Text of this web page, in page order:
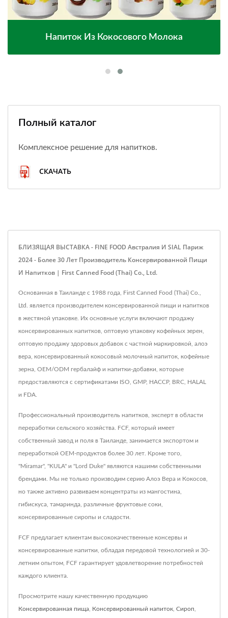
Напиток Из Кокосового Молока
Полный каталог
Комплексное решение для напитков.
СКАЧАТЬ
БЛИЗЯЩАЯ ВЫСТАВКА - FINE FOOD Австралия И SIAL Париж
2024 - Более 30 Лет Производитель Консервированной Пищи
И Напитков | First Canned Food (Thai) Co., Ltd.
Основанная в Таиланде с 1988 года, First Canned Food (Thai) Co.,
Ltd. является производителем консервированной пищи и напитков
в жестяной упаковке. Их основные услуги включают продажу
консервированных напитков, оптовую упаковку кофейных зерен,
оптовую продажу здоровых добавок с частной маркировкой, алоэ
вера, консервированный кокосовый молочный напиток, кофейные
зерна, OEM/ODM гербалайф и напитки-добавки, которые
предоставляются с сертификатами ISO, GMP, HACCP, BRC, HALAL
и FDA.
Профессиональный производитель напитков, эксперт в области
переработки сельского хозяйства. FCF, который имеет
собственный завод и поля в Таиланде, занимается экспортом и
переработкой OEM-продуктов более 30 лет. Кроме того,
"Miramar", "KULA" и "Lord Duke" являются нашими собственными
брендами. Мы не только производим серию Алоэ Вера и Кокосов,
но также активно развиваем концентраты из мангостина,
гибискуса, тамаринда, различные фруктовые соки,
консервированные сиропы и сладости.
FCF предлагает клиентам высококачественные консервы и
консервированные напитки, обладая передовой технологией и 30-
летним опытом, FCF гарантирует удовлетворение потребностей
каждого клиента.
Просмотрите нашу качественную продукцию
Консервированная пища, Консервированный напиток, Сироп,